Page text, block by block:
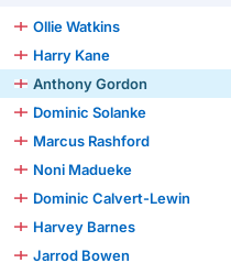
Ollie Watkins
Harry Kane
Anthony Gordon
Dominic Solanke
Marcus Rashford
Noni Madueke
Dominic Calvert-Lewin
Harvey Barnes
Jarrod Bowen